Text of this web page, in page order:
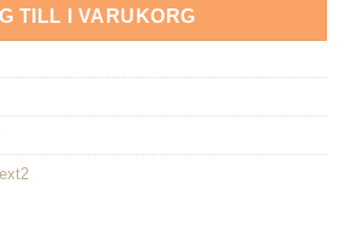
TILL I VARUKORG